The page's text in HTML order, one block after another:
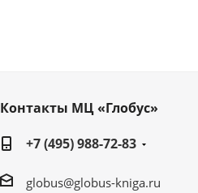
Контакты МЦ «Глобус»
+7 (495) 988-72-83
globus@globus-kniga.ru